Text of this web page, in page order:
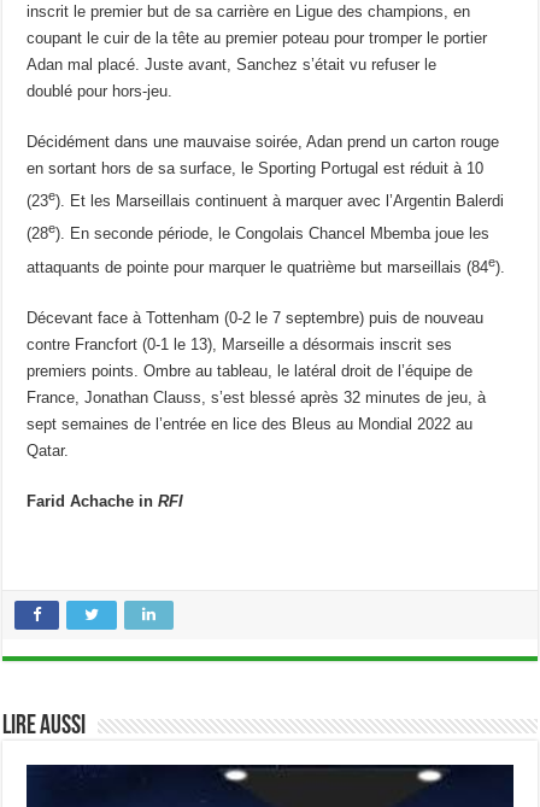
inscrit le premier but de sa carrière en Ligue des champions, en
coupant le cuir de la tête au premier poteau pour tromper le portier
Adan mal placé. Juste avant, Sanchez s’était vu refuser le
doublé pour hors-jeu.
Décidément dans une mauvaise soirée, Adan prend un carton rouge
en sortant hors de sa surface, le Sporting Portugal est réduit à 10
(23e). Et les Marseillais continuent à marquer avec l’Argentin Balerdi
(28e). En seconde période, le Congolais Chancel Mbemba joue les
attaquants de pointe pour marquer le quatrième but marseillais (84e).
Décevant face à Tottenham (0-2 le 7 septembre) puis de nouveau
contre Francfort (0-1 le 13), Marseille a désormais inscrit ses
premiers points. Ombre au tableau, le latéral droit de l’équipe de
France, Jonathan Clauss, s’est blessé après 32 minutes de jeu, à
sept semaines de l’entrée en lice des Bleus au Mondial 2022 au
Qatar.
Farid Achache inRFI
Lire aussi